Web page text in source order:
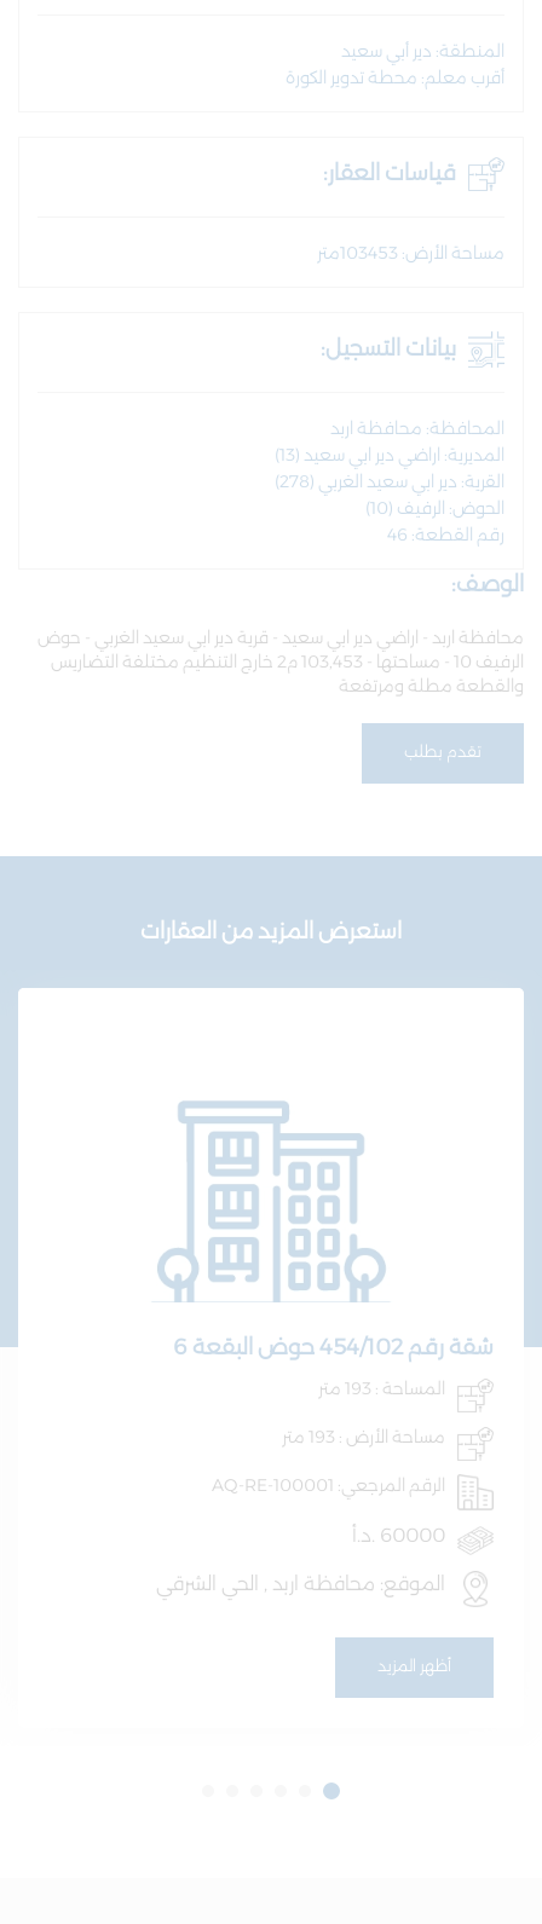
المنطقة: دير أبي سعيد
أقرب معلم: محطة تدوير الكورة
قياسات العقار:
مساحة الأرض: 103453متر
بيانات التسجيل:
المحافظة: محافظة اربد
المديرية: اراضي دير ابي سعيد (13)
القرية: دير ابي سعيد الغربي (278)
الحوض: الرفيف (10)
رقم القطعة: 46
الوصف:
محافظة اربد - اراضي دير ابي سعيد - قرية دير ابي سعيد الغربي - حوض
الرفيف 10 - مساحتها - 103,453 م2 خارج التنظيم مختلفة التضاريس
والقطعة مطلة ومرتفعة
تقدم بطلب
استعرض المزيد من العقارات
شقة رقم 454/102 حوض البقعة 6
المساحة : 193 متر
مساحة الأرض : 193 متر
الرقم المرجعي: AQ-RE-100001
60000 .د.أ
الموقع: محافظة اربد , الحي الشرقي
أظهر المزيد